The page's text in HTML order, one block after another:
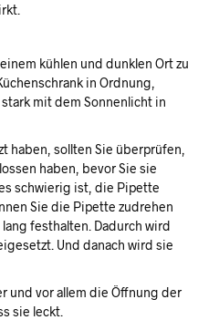
kühlen und dunklen Ort zu
in Ordnung,
mit dem Sonnenlicht in
haben, sollten Sie überprüfen,
haben, bevor Sie sie
schwierig ist, die Pipette
Sie die Pipette zudrehen
festhalten. Dadurch wird
Und danach wird sie
und vor allem die Öffnung der
sie leckt.